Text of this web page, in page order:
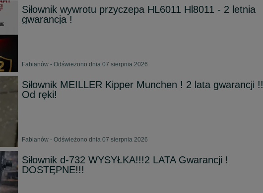
Siłownik wywrotu przyczepa HL6011 Hl8011 - 2 letnia
gwarancja !
Fabianów - Odświeżono dnia 07 sierpnia 2026
Siłownik MEILLER Kipper Munchen ! 2 lata gwarancji !!
Od ręki!
Fabianów - Odświeżono dnia 07 sierpnia 2026
Siłownik d-732 WYSYŁKA!!!2 LATA Gwarancji !
DOSTĘPNE!!!